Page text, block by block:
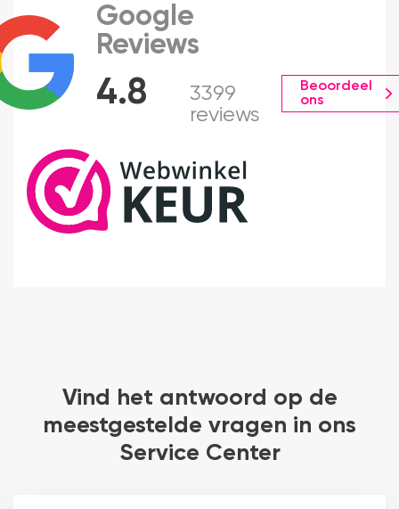
4.8
Google
Reviews
3399
reviews
Beoordeel
ons
Vind het antwoord op de
meestgestelde vragen in ons
Service Center